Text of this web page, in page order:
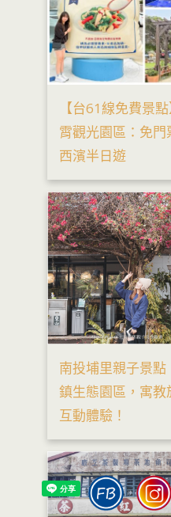
【台61線免費景
霄觀光園區：免
西濱半日遊
南投埔里親子景
鎮生態園區，寓
互動體驗！